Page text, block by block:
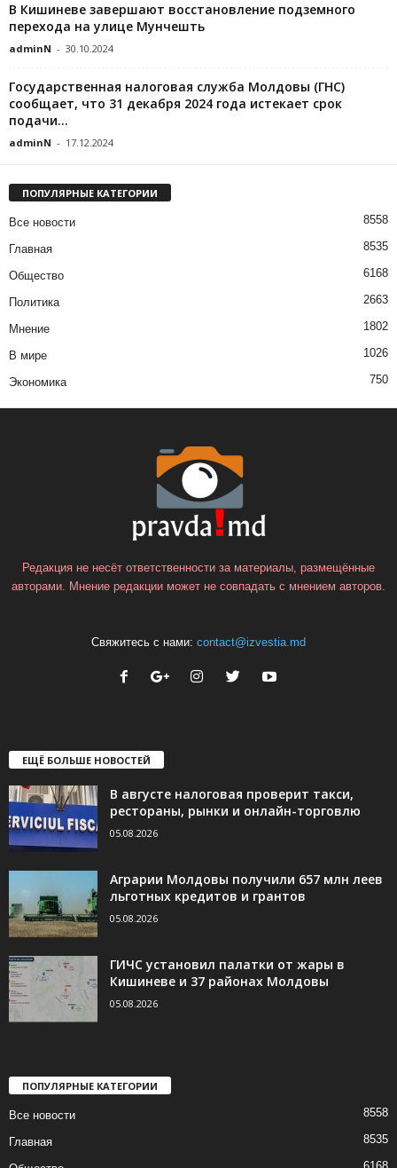
В Кишиневе завершают восстановление подземного
перехода на улице Мунчешть
adminN - 30.10.2024
Государственная налоговая служба Молдовы (ГНС)
сообщает, что 31 декабря 2024 года истекает срок
подачи...
adminN - 17.12.2024
ПОПУЛЯРНЫЕ КАТЕГОРИИ
Все новости 8558
Главная 8535
Общество 6168
Политика 2663
Мнение 1802
В мире 1026
Экономика 750
Редакция не несёт ответственности за материалы, размещённые
авторами. Мнение редакции может не совпадать с мнением авторов.
Свяжитесь с нами: contact@izvestia.md
ЕЩЁ БОЛЬШЕ НОВОСТЕЙ
В августе налоговая проверит такси,
рестораны, рынки и онлайн-торговлю
05.08.2026
Аграрии Молдовы получили 657 млн леев
льготных кредитов и грантов
05.08.2026
ГИЧС установил палатки от жары в
Кишиневе и 37 районах Молдовы
05.08.2026
ПОПУЛЯРНЫЕ КАТЕГОРИИ
Все новости 8558
Главная 8535